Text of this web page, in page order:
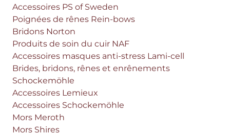
Accessoires PS of Sweden
Poignées de rênes Rein-bows
Bridons Norton
Produits de soin du cuir NAF
Accessoires masques anti-stress Lami-cell
Brides, bridons, rênes et enrênements
Schockemöhle
Accessoires Lemieux
Accessoires Schockemöhle
Mors Meroth
Mors Shires